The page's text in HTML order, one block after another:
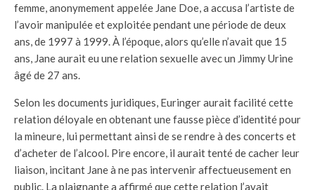
femme, anonymement appelée Jane Doe, a accusa l’artiste de
l’avoir manipulée et exploitée pendant une période de deux
ans, de 1997 à 1999. À l’époque, alors qu’elle n’avait que 15
ans, Jane aurait eu une relation sexuelle avec un Jimmy Urine
âgé de 27 ans.
Selon les documents juridiques, Euringer aurait facilité cette
relation déloyale en obtenant une fausse pièce d’identité pour
la mineure, lui permettant ainsi de se rendre à des concerts et
d’acheter de l’alcool. Pire encore, il aurait tenté de cacher leur
liaison, incitant Jane à ne pas intervenir affectueusement en
public. La plaignante a affirmé que cette relation l’avait